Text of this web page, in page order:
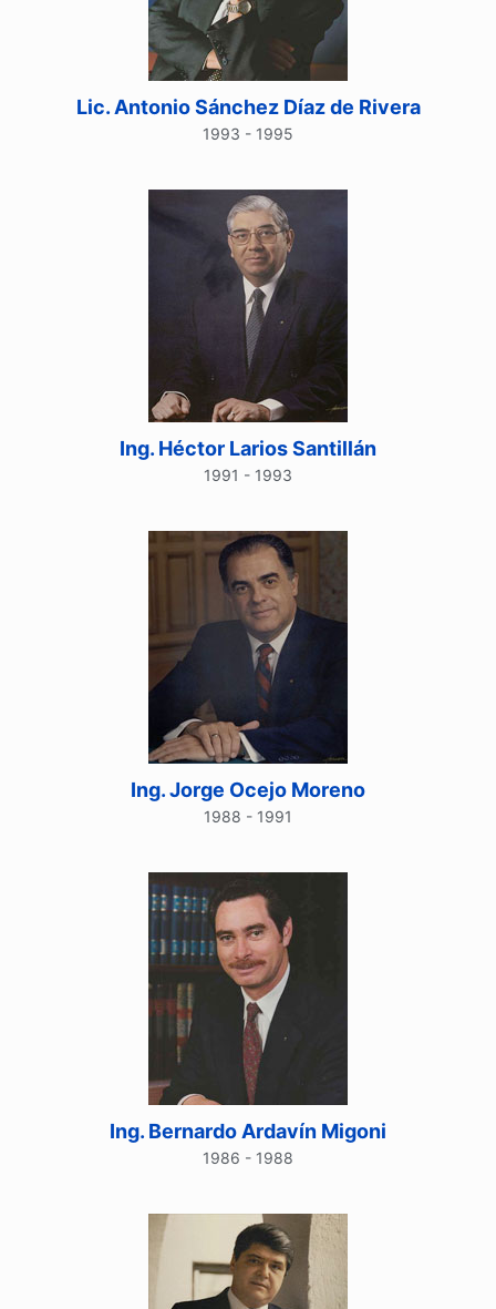
Lic. Antonio Sánchez Díaz de Rivera
1993 - 1995
Ing. Héctor Larios Santillán
1991 - 1993
Ing. Jorge Ocejo Moreno
1988 - 1991
Ing. Bernardo Ardavín Migoni
1986 - 1988